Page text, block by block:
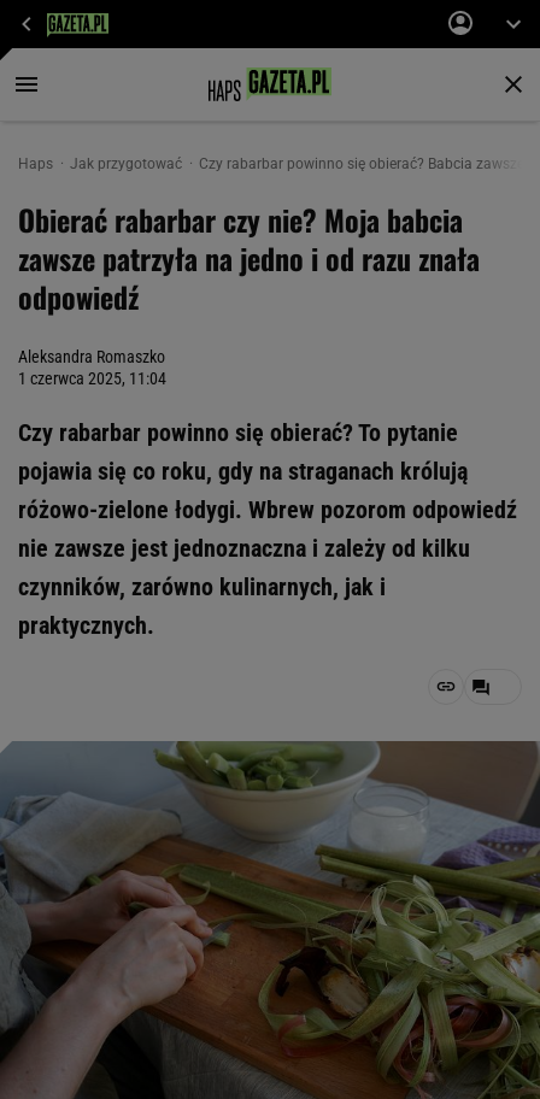
Haps Jak przygotować Czy rabarbar powinno się obierać? Babcia zawsze
Obierać rabarbar czy nie? Moja babcia
zawsze patrzyła na jedno i od razu znała
odpowiedź
Aleksandra Romaszko
1 czerwca 2025, 11:04
Czy rabarbar powinno się obierać? To pytanie
pojawia się co roku, gdy na straganach królują
różowo-zielone łodygi. Wbrew pozorom odpowiedź
nie zawsze jest jednoznaczna i zależy od kilku
czynników, zarówno kulinarnych, jak i
praktycznych.